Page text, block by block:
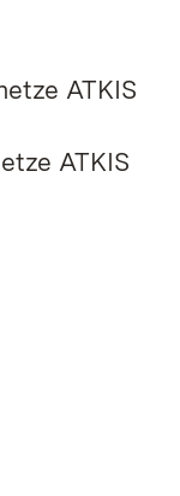
ATKIS
ATKIS